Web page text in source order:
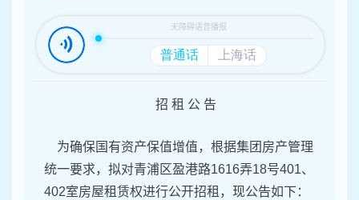
招 租 公 告
为确保国有资产保值增值，根据集团房产管理
统一要求，拟对青浦区盈港路1616弄18号401、
402室房屋租赁权进行公开招租，现公告如下：